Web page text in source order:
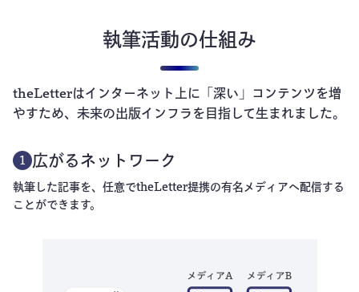
執筆活動の仕組み
theLetterはインターネット上に「深い」コンテンツを増
やすため、未来の出版インフラを目指して生まれました。
1 広がるネットワーク
執筆した記事を、任意でtheLetter提携の有名メディアへ配信する
ことができます。